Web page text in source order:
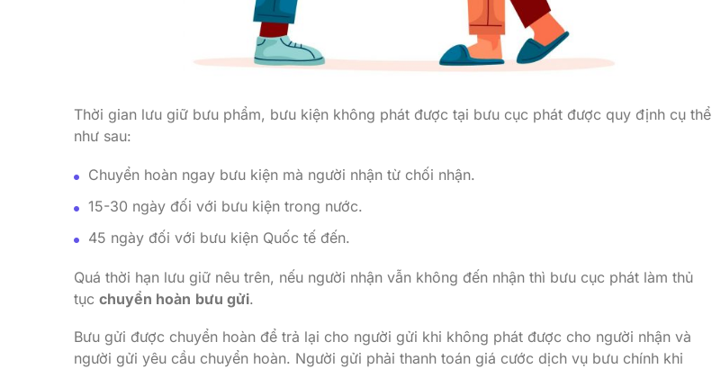
Thời gian lưu giữ bưu phẩm, bưu kiện không phát được tại bưu cục phát được quy định cụ thể
như sau:
Chuyển hoàn ngay bưu kiện mà người nhận từ chối nhận.
15-30 ngày đối với bưu kiện trong nước.
45 ngày đối với bưu kiện Quốc tế đến.
Quá thời hạn lưu giữ nêu trên, nếu người nhận vẫn không đến nhận thì bưu cục phát làm thủ
tục chuyển hoàn bưu gửi.
Bưu gửi được chuyển hoàn để trả lại cho người gửi khi không phát được cho người nhận và
người gửi yêu cầu chuyển hoàn. Người gửi phải thanh toán giá cước dịch vụ bưu chính khi